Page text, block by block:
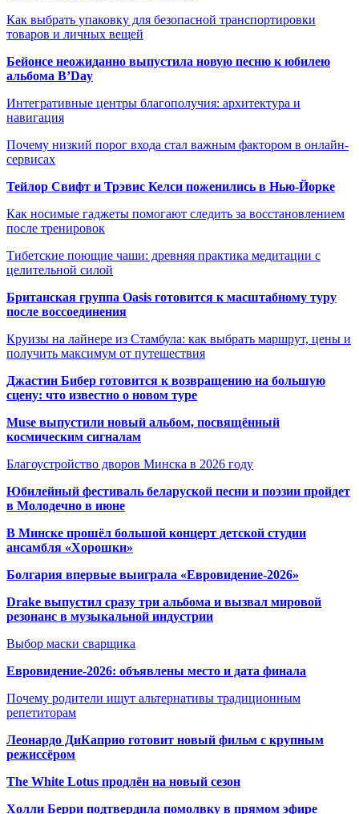
Как выбрать упаковку для безопасной транспортировки
товаров и личных вещей
Бейонсе неожиданно выпустила новую песню к юбилею
альбома B’Day
Интегративные центры благополучия: архитектура и
навигация
Почему низкий порог входа стал важным фактором в онлайн-
сервисах
Тейлор Свифт и Трэвис Келси поженились в Нью-Йорке
Как носимые гаджеты помогают следить за восстановлением
после тренировок
Тибетские поющие чаши: древняя практика медитации с
целительной силой
Британская группа Oasis готовится к масштабному туру
после воссоединения
Круизы на лайнере из Стамбула: как выбрать маршрут, цены и
получить максимум от путешествия
Джастин Бибер готовится к возвращению на большую
сцену: что известно о новом туре
Muse выпустили новый альбом, посвящённый
космическим сигналам
Благоустройство дворов Минска в 2026 году
Юбилейный фестиваль беларуской песни и поэзии пройдет
в Молодечно в июне
В Минске прошёл большой концерт детской студии
ансамбля «Хорошки»
Болгария впервые выиграла «Евровидение-2026»
Drake выпустил сразу три альбома и вызвал мировой
резонанс в музыкальной индустрии
Выбор маски сварщика
Евровидение-2026: объявлены место и дата финала
Почему родители ищут альтернативы традиционным
репетиторам
Леонардо ДиКаприо готовит новый фильм с крупным
режиссёром
The White Lotus продлён на новый сезон
Холли Берри подтвердила помолвку в прямом эфире